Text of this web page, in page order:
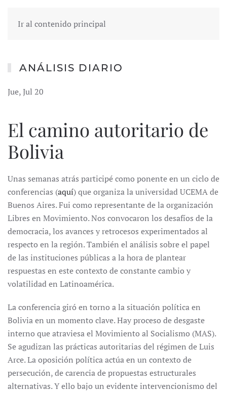
Ir al contenido principal
ANÁLISIS DIARIO
Jue, Jul 20
El camino autoritario de
Bolivia
Unas semanas atrás participé como ponente en un ciclo de
conferencias (aquí) que organiza la universidad UCEMA de
Buenos Aires. Fui como representante de la organización
Libres en Movimiento. Nos convocaron los desafíos de la
democracia, los avances y retrocesos experimentados al
respecto en la región. También el análisis sobre el papel
de las instituciones públicas a la hora de plantear
respuestas en este contexto de constante cambio y
volatilidad en Latinoamérica.
La conferencia giró en torno a la situación política en
Bolivia en un momento clave. Hay proceso de desgaste
interno que atraviesa el Movimiento al Socialismo (MAS).
Se agudizan las prácticas autoritarias del régimen de Luis
Arce. La oposición política actúa en un contexto de
persecución, de carencia de propuestas estructurales
alternativas. Y ello bajo un evidente intervencionismo del